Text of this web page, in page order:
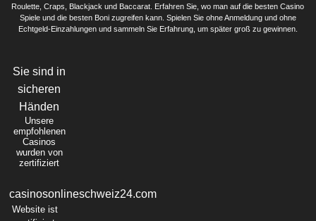
Roulette, Craps, Blackjack und Baccarat. Erfahren Sie, wo man auf die besten Casino
Spiele und die besten Boni zugreifen kann. Spielen Sie ohne Anmeldung und ohne
Echtgeld-Einzahlungen und sammeln Sie Erfahrung, um später groß zu gewinnen.
Sie sind in
sicheren
Händen
Unsere
empfohlenen
Casinos
wurden von
zertifiziert
casinosonlineschweiz24.com
Website ist